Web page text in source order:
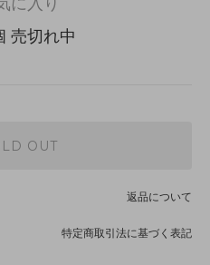
売切れ中
OUT
返品について
特定商取引法に基づく表記